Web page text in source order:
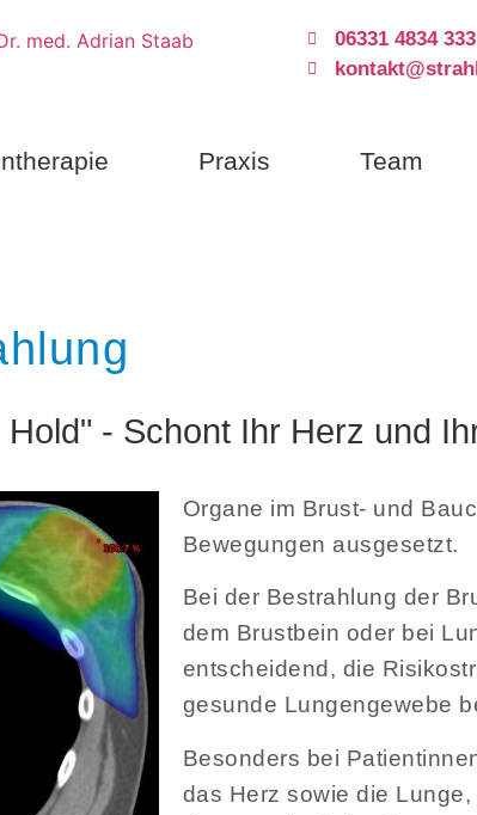
06331 4834 333
Praxis Team
- Schont Ihr Herz und
Organe im Brust- und
Bewegungen ausgesetzt.
Bei der Bestrahlung der
dem Brustbein oder bei
entscheidend, die
gesunde Lungengewebe
Besonders bei
das Herz sowie die